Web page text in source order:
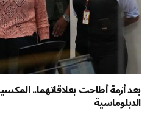
بعد أزمة أطاحت بعلاقاتهما..
الدبلوماسية